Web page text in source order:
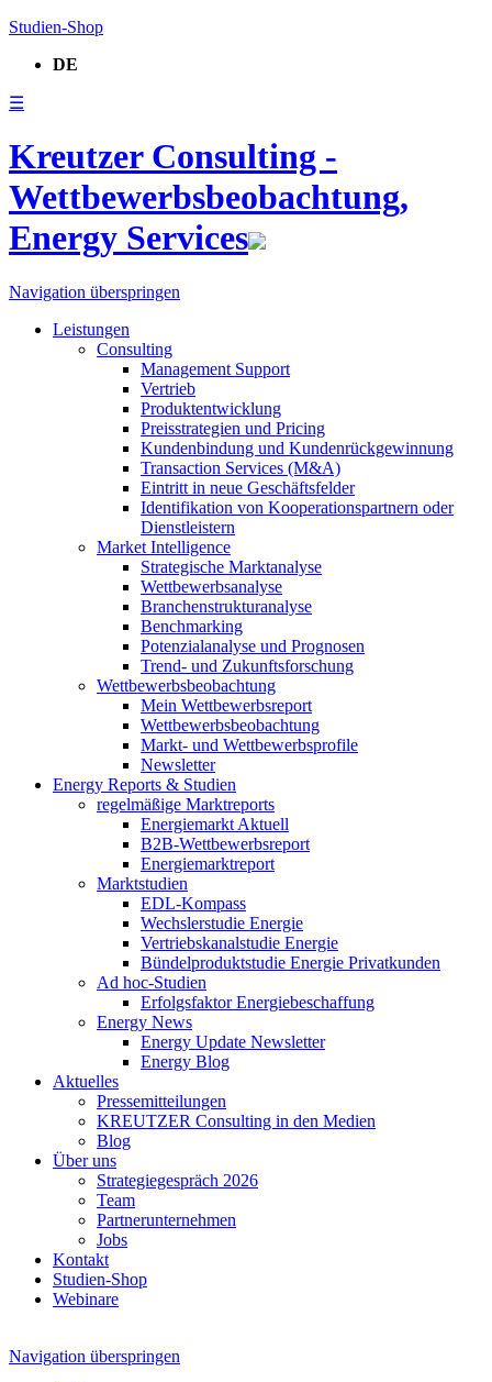
Studien-Shop
DE
☰
Kreutzer Consulting -
Wettbewerbsbeobachtung,
Energy Services
Navigation überspringen
Leistungen
Consulting
Management Support
Vertrieb
Produktentwicklung
Preisstrategien und Pricing
Kundenbindung und Kundenrückgewinnung
Transaction Services (M&A)
Eintritt in neue Geschäftsfelder
Identifikation von Kooperationspartnern oder
Dienstleistern
Market Intelligence
Strategische Marktanalyse
Wettbewerbsanalyse
Branchenstrukturanalyse
Benchmarking
Potenzialanalyse und Prognosen
Trend- und Zukunftsforschung
Wettbewerbs­beobachtung
Mein Wettbewerbsreport
Wettbewerbsbeobachtung
Markt- und Wettbewerbsprofile
Newsletter
Energy Reports & Studien
regelmäßige Marktreports
Energiemarkt Aktuell
B2B-Wettbewerbsreport
Energiemarktreport
Marktstudien
EDL-Kompass
Wechslerstudie Energie
Vertriebskanalstudie Energie
Bündelproduktstudie Energie Privatkunden
Ad hoc-Studien
Erfolgsfaktor Energiebeschaffung
Energy News
Energy Update Newsletter
Energy Blog
Aktuelles
Pressemitteilungen
KREUTZER Consulting in den Medien
Blog
Über uns
Strategiegespräch 2026
Team
Partnerunternehmen
Jobs
Kontakt
Studien-Shop
Webinare
Navigation überspringen